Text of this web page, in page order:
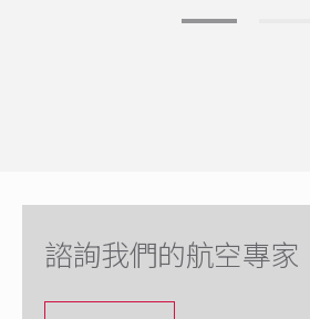
諮詢我們的航空專家